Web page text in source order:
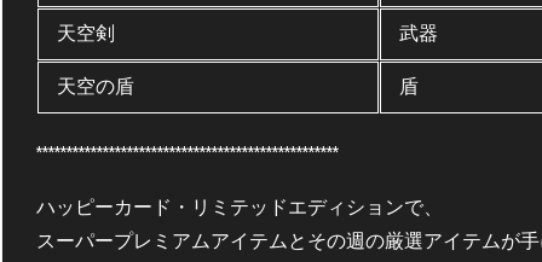
天空剣 武器
天空の盾 盾
**************************************************
ハッピーカード・リミテッドエディションで、
スーパープレミアムアイテムとその週の厳選アイテムが